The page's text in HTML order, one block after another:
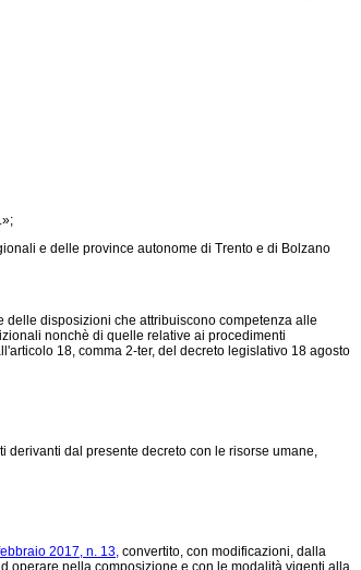
e delle province autonome di Trento e di Bolzano
disposizioni che attribuiscono competenza alle
nonchè di quelle relative ai procedimenti
18, comma 2-ter, del decreto legislativo 18 agosto
dal presente decreto con le risorse umane,
2017, n. 13, convertito, con modificazioni, dalla
operare nella composizione e con le modalità vigenti alla